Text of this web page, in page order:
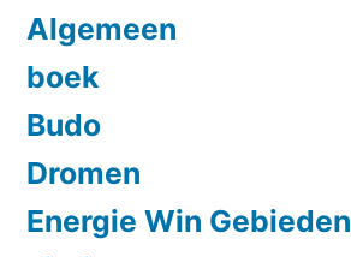
Algemeen
boek
Budo
Dromen
Energie Win Gebieden